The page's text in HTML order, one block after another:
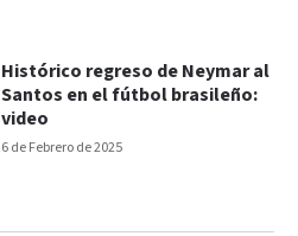
6 de Febrero de 2025
Histórico regreso de Neymar al
Santos en el fútbol brasileño:
video